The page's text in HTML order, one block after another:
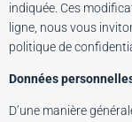
indiquée. Ces
ligne, nous vous
politique de
Données
D’une manière